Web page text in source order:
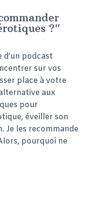
?"
d’un podcast
sur vos
place à votre
aux
pour
éveiller son
Je les recommande
pourquoi ne